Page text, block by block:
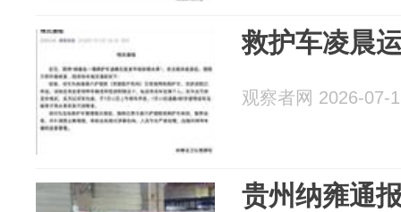
救护车凌晨
观察者网 2026-07-
贵州纳雍通